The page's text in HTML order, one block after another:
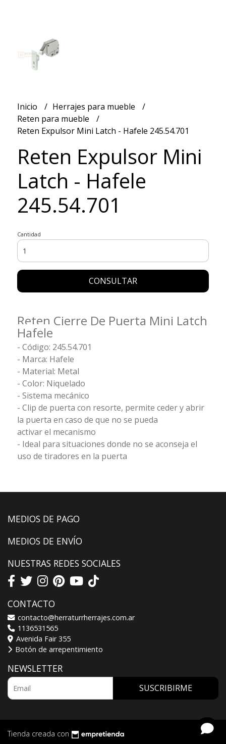
Inicio
Herrajes para mueble
Reten para mueble
Reten Expulsor Mini Latch - Hafele 245.54.701
Reten Expulsor Mini
Latch - Hafele
245.54.701
Cantidad
CONSULTAR
Reten Cierre De Puerta Mini Latch
Hafele
- Código: 245.54.701
- Marca: Hafele
- Material: Metal
- Color: Niquelado
- Sistema mecánico
- Clip de puerta con resorte, permite ceder y abrir
la puerta en caso de que no se pueda
activar el mecanismo
- Ideal para situaciones donde no se aconseja el
uso de tiradores en la puerta
MEDIOS DE PAGO
MEDIOS DE ENVÍO
NUESTRAS REDES SOCIALES
CONTACTO
contacto@herraturrherrajes.com.ar
1136531565
Avenida Fair 355
Botón de arrepentimiento
NEWSLETTER
SUSCRIBIRME
Tienda creada con